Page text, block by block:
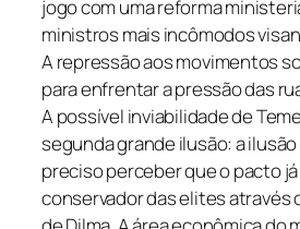
jogo com uma reforma
ministros mais incômodos
A repressão aos movimentos
para enfrentar a pressão das
A possível inviabilidade de
segunda grande ilusão: a
preciso perceber que o pacto
conservador das elites através